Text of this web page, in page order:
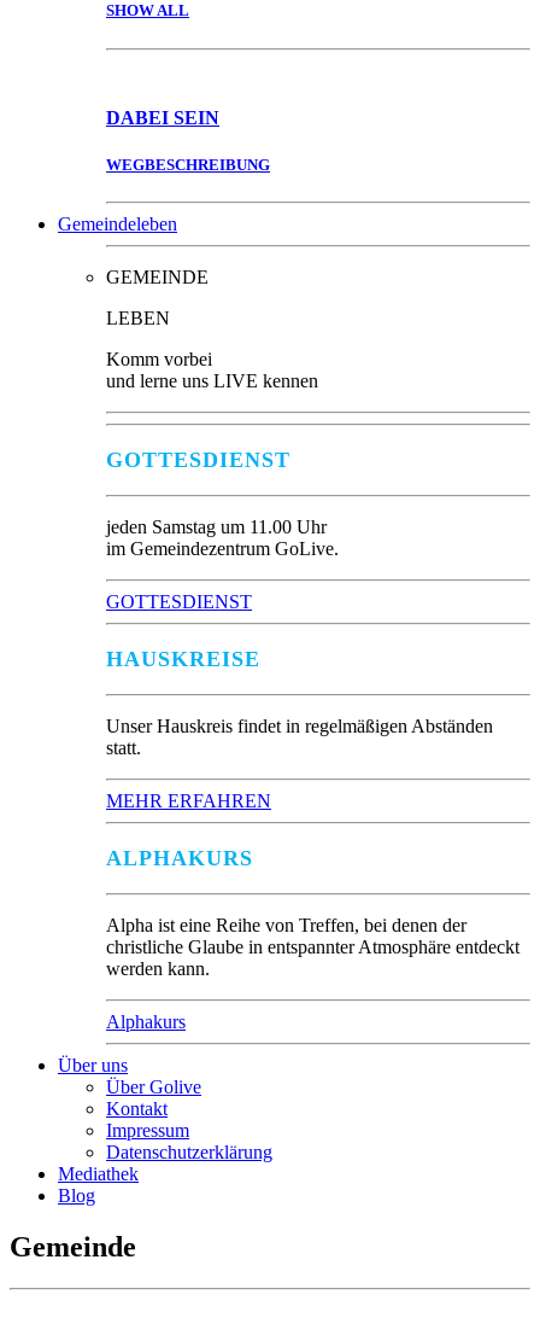
SHOW ALL
DABEI SEIN
WEGBESCHREIBUNG
Gemeindeleben
GEMEINDE
LEBEN
Komm vorbei
und lerne uns LIVE kennen
GOTTESDIENST
jeden Samstag um 11.00 Uhr
im Gemeindezentrum GoLive.
GOTTESDIENST
HAUSKREISE
Unser Hauskreis findet in regelmäßigen Abständen
statt.
MEHR ERFAHREN
ALPHAKURS
Alpha ist eine Reihe von Treffen, bei denen der
christliche Glaube in entspannter Atmosphäre entdeckt
werden kann.
Alphakurs
Über uns
Über Golive
Kontakt
Impressum
Datenschutzerklärung
Mediathek
Blog
Gemeinde